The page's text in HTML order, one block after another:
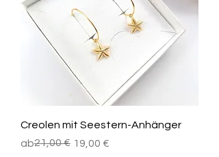
Creolen mit Seestern-Anhänger
ab
Standardpreis
21,00 € 19,00 €
Sale-Preis